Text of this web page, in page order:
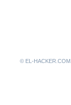
© EL-HACKER.COM.